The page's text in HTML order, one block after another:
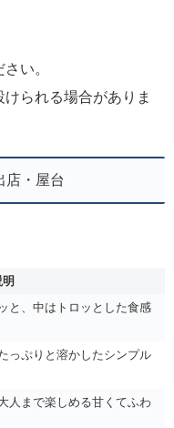
い。
られる場合がありま
店・屋台
と、中はトロッとした食感
っぷりと溶かしたシンプル
人まで楽しめる甘くてふわ